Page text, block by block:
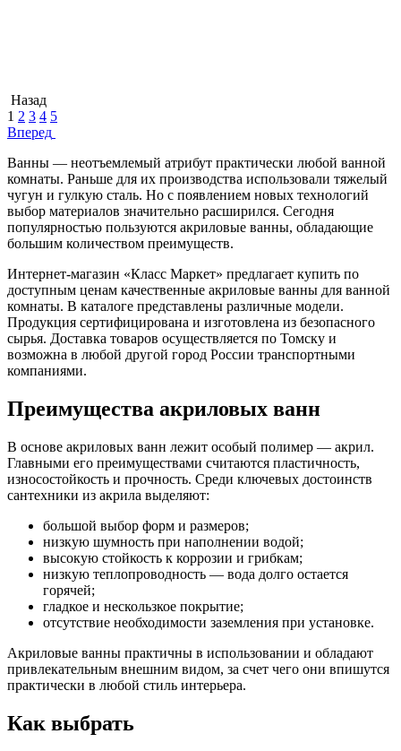
Назад
1 2 3 4 5
Вперед
Ванны — неотъемлемый атрибут практически любой ванной
комнаты. Раньше для их производства использовали тяжелый
чугун и гулкую сталь. Но с появлением новых технологий
выбор материалов значительно расширился. Сегодня
популярностью пользуются акриловые ванны, обладающие
большим количеством преимуществ.
Интернет-магазин «Класс Маркет» предлагает купить по
доступным ценам качественные акриловые ванны для ванной
комнаты. В каталоге представлены различные модели.
Продукция сертифицирована и изготовлена из безопасного
сырья. Доставка товаров осуществляется по Томску и
возможна в любой другой город России транспортными
компаниями.
Преимущества акриловых ванн
В основе акриловых ванн лежит особый полимер — акрил.
Главными его преимуществами считаются пластичность,
износостойкость и прочность. Среди ключевых достоинств
сантехники из акрила выделяют:
большой выбор форм и размеров;
низкую шумность при наполнении водой;
высокую стойкость к коррозии и грибкам;
низкую теплопроводность — вода долго остается
горячей;
гладкое и нескользкое покрытие;
отсутствие необходимости заземления при установке.
Акриловые ванны практичны в использовании и обладают
привлекательным внешним видом, за счет чего они впишутся
практически в любой стиль интерьера.
Как выбрать